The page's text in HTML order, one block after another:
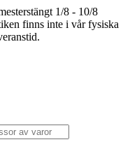
1/8 - 10/8
finns inte i vår fysiska